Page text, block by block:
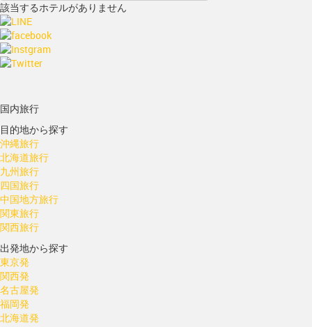
該当するホテルがありません
国内旅行
目的地から探す
沖縄旅行
北海道旅行
九州旅行
四国旅行
中国地方旅行
関東旅行
関西旅行
出発地から探す
東京発
関西発
名古屋発
福岡発
北海道発